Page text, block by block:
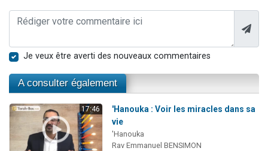
Je veux être averti des nouveaux commentaires
A consulter également
17:46
'Hanouka : Voir les miracles dans sa
vie
'Hanouka
Rav Emmanuel BENSIMON